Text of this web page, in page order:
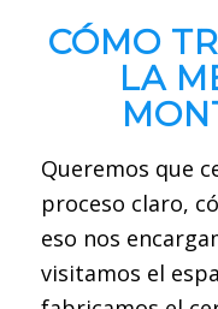
CÓMO
LA
Queremos que
proceso claro,
eso nos
visitamos el